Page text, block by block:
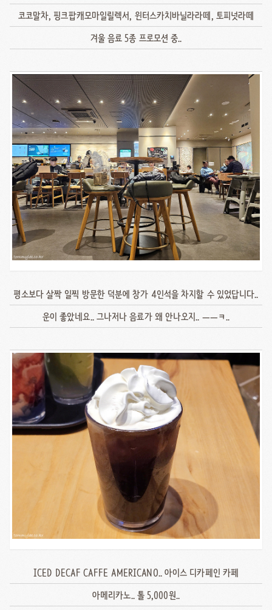
코코말차, 핑크팝캐모마일릴렉서, 윈터스카치바닐라라떼, 토피넛라떼
겨울 음료 5종 프로모션 중..
평소보다 살짝 일찍 방문한 덕분에 창가 4인석을 차지할 수 있었답니다..
운이 좋았네요.. 그나저나 음료가 왜 안나오지.. ㅡㅡㅋ..
ICED DECAF CAFFE AMERICANO.. 아이스 디카페인 카페
아메리카노.. 톨 5,000원..